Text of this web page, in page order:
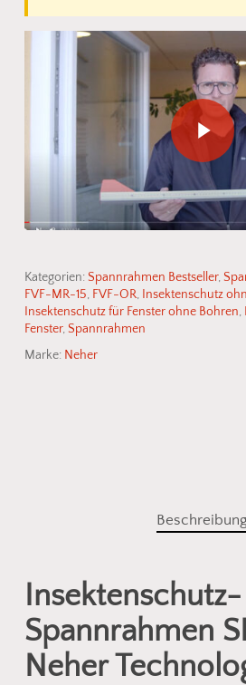
Play Video
Kategorien:Spannrahmen Bestseller,
FVF-MR-15, FVF-OR, Insektenschutz
Insektenschutz für Fenster ohne Bohren,
Fenster,Spannrahmen
Marke: Neher
Insektenschutz-
Spannrahmen
Neher